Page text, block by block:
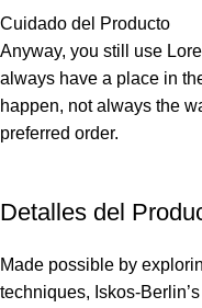
Cuidado del Producto
Anyway, you still use
always have a place in
happen, not always the
preferred order.
Detalles del
Made possible by
techniques, Iskos-